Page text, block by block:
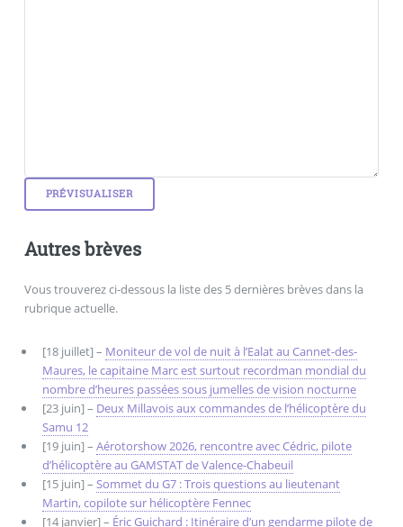
Autres brèves
Vous trouverez ci-dessous la liste des 5 dernières brèves dans la
rubrique actuelle.
[18 juillet] – Moniteur de vol de nuit à l’Ealat au Cannet-des-
Maures, le capitaine Marc est surtout recordman mondial du
nombre d’heures passées sous jumelles de vision nocturne
[23 juin] – Deux Millavois aux commandes de l’hélicoptère du
Samu 12
[19 juin] – Aérotorshow 2026, rencontre avec Cédric, pilote
d’hélicoptère au GAMSTAT de Valence-Chabeuil
[15 juin] – Sommet du G7 : Trois questions au lieutenant
Martin, copilote sur hélicoptère Fennec
[14 janvier] – Éric Guichard : Itinéraire d’un gendarme pilote de